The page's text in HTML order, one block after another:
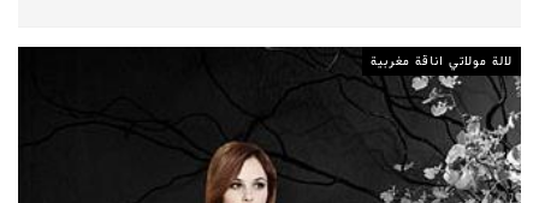
لالة مولاتي اناقة مغربية